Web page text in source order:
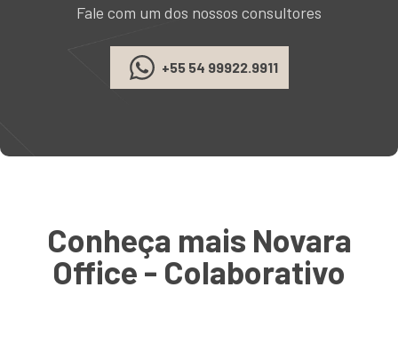
Fale com um dos nossos consultores
+55 54 99922.9911
Conheça mais Novara
Office - Colaborativo